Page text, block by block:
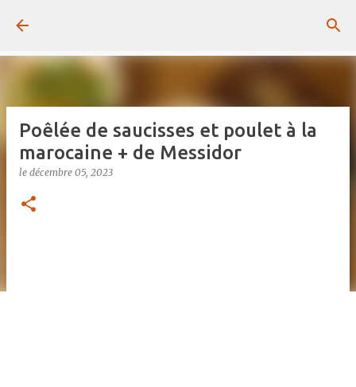
Poêlée de saucisses et poulet à la
marocaine + de Messidor
le décembre 05, 2023